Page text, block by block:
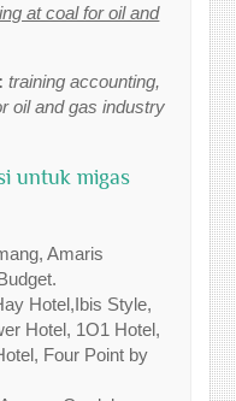
at coal for oil and
:training accounting,
oil and gas industry
untuk migas
Amaris
Hotel,Ibis Style,
Hotel, 1O1 Hotel,
Four Point by